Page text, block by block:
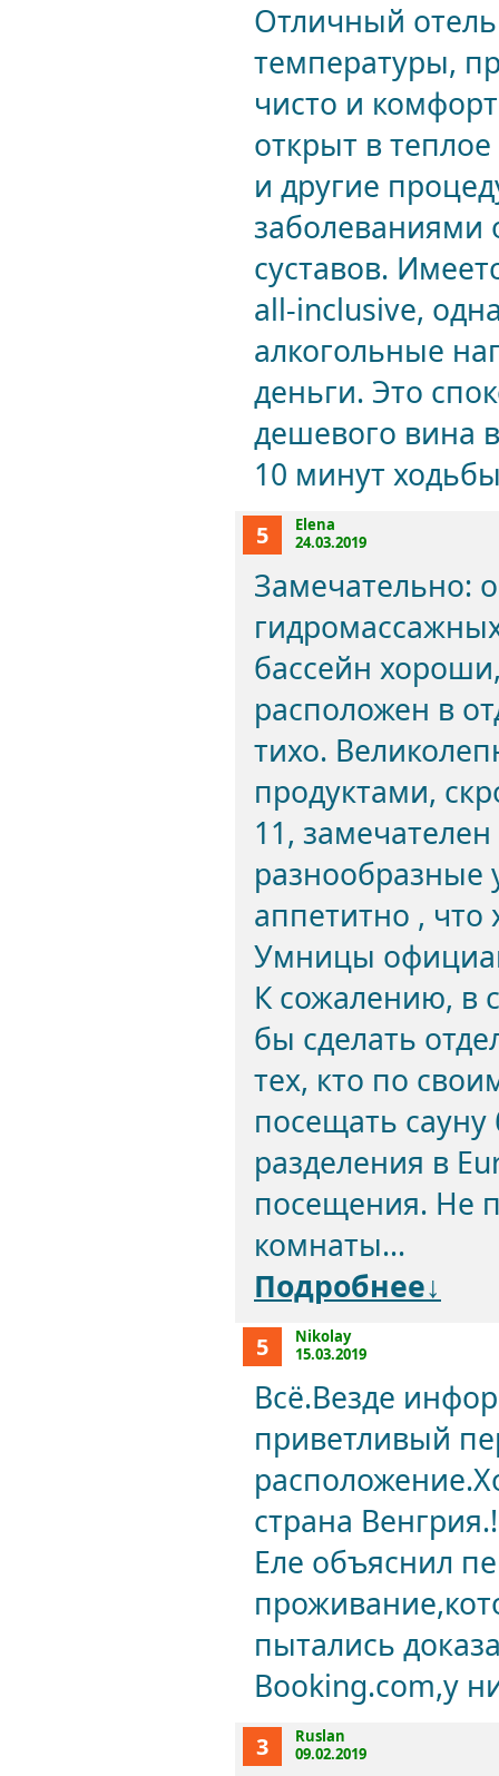
Отличный
температуры,
чисто и
открыт в
и другие
заболеваниями
суставов.
all-inclusive,
алкогольные
деньги. Это
дешевого вина
10 минут
5
Elena
24.03.2019
Замечательно:
бассейн
расположен в
тихо.
продуктами,
11,
разнообразные
аппетитно , что
Умницы
К сожалению, в
бы сделать
тех, кто по
посещать
разделения в
посещения. Не
комнаты...
Подробнее↓
5
Nikolay
15.03.2019
Всё.Везде
приветливый
страна Венгрия.!
Еле объяснил
пытались
Booking.com,у
3
Ruslan
09.02.2019